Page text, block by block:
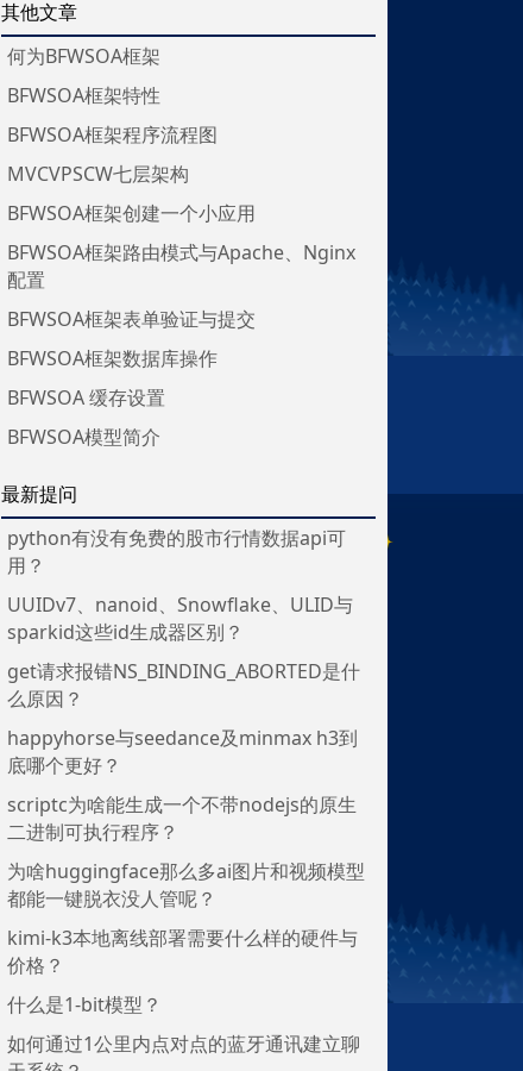
其他文章
何为BFWSOA框架
BFWSOA框架特性
BFWSOA框架程序流程图
MVCVPSCW七层架构
BFWSOA框架创建一个小应用
BFWSOA框架路由模式与Apache、Nginx
配置
BFWSOA框架表单验证与提交
BFWSOA框架数据库操作
BFWSOA 缓存设置
BFWSOA模型简介
最新提问
python有没有免费的股市行情数据api可
用？
UUIDv7、nanoid、Snowflake、ULID与
sparkid这些id生成器区别？
get请求报错NS_BINDING_ABORTED是什
么原因？
happyhorse与seedance及minmax h3到
底哪个更好？
scriptc为啥能生成一个不带nodejs的原生
二进制可执行程序？
为啥huggingface那么多ai图片和视频模型
都能一键脱衣没人管呢？
kimi-k3本地离线部署需要什么样的硬件与
价格？
什么是1-bit模型？
如何通过1公里内点对点的蓝牙通讯建立聊